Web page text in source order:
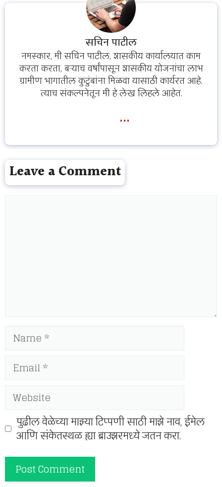
सचिन पाटील
नमस्कार, मी सचिन पाटील, शासकीय कार्यालयात काम
करता करता, बऱ्याच वर्षांपासून शासकीय योजनांचा लाभ
ग्रामीण भागातील कुटुंबांना मिळवा यासाठी कार्यरत आहे.
त्याच संकल्पनेतून मी हे लेख लिहले आहेत.
...
Leave a Comment
Name
Email
Website
पुढील वेळेच्या माझ्या टिप्पणी साठी माझे नाव, ईमेल
आणि संकेतस्थळ ह्या ब्राउझरमध्ये जतन करा.